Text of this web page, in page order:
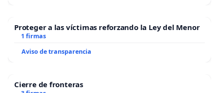
Proteger a las víctimas reforzando la Ley del Menor
1 firmas
Aviso de transparencia
Cierre de fronteras